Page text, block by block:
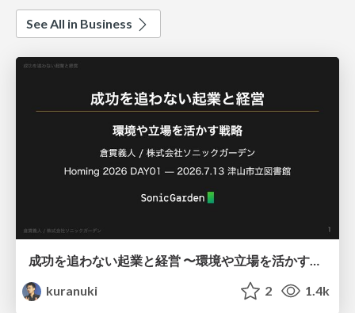
See All in Business
kuranuki
2 1.4k